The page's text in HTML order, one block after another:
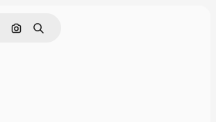
Nach Bild suchen
Suchen